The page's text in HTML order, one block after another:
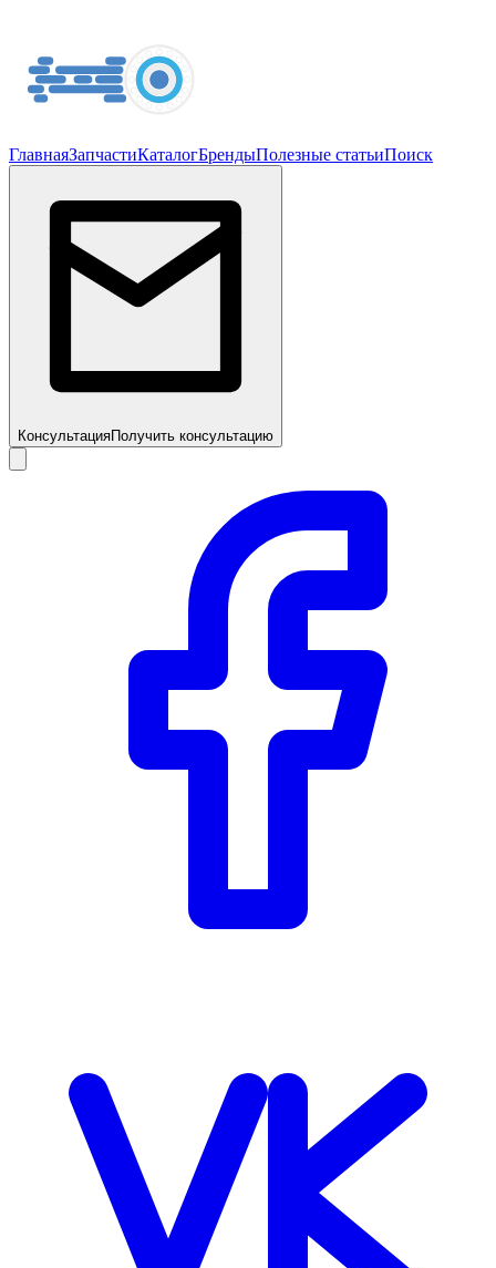
ГлавнаяЗапчастиКаталогБрендыПолезные статьиПоиск
КонсультацияПолучить консультацию